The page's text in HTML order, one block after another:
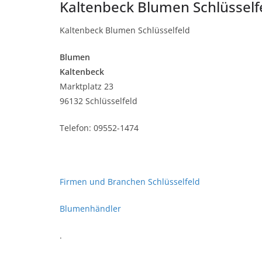
Kaltenbeck Blumen
Kaltenbeck Blumen Schlüsselfeld
Blumen
Kaltenbeck
Marktplatz 23
96132 Schlüsselfeld
Telefon: 09552-1474
Firmen und Branchen Schlüsselfeld
Blumenhändler
.